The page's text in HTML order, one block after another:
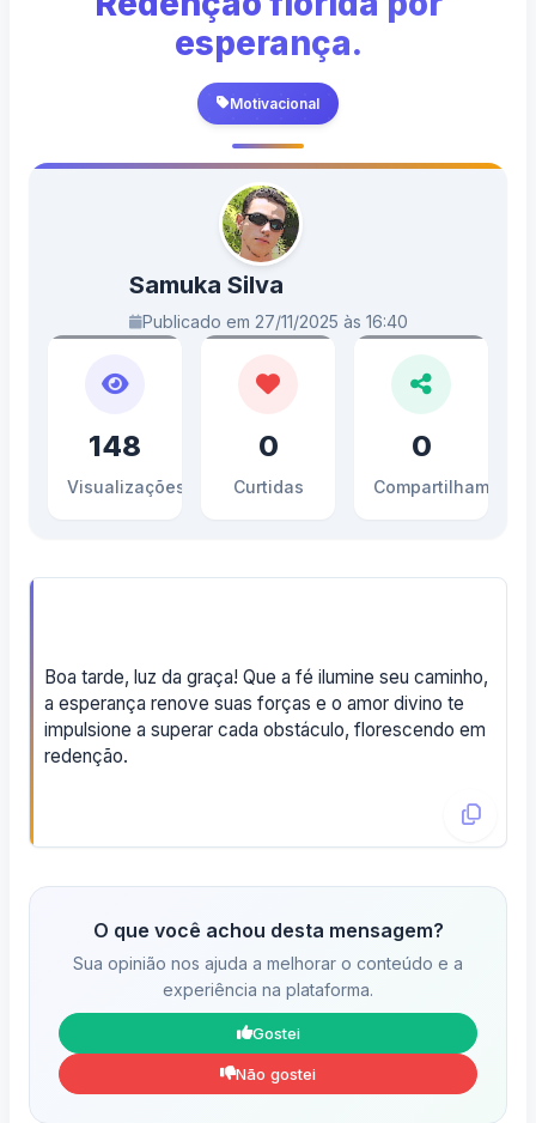
esperança.
Motivacional
Samuka Silva
Publicado em 27/11/2025 às 16:40
148
Visualizações
0
Curtidas
0
Compartilhamentos
Boa tarde, luz da graça! Que a fé ilumine seu caminho,
a esperança renove suas forças e o amor divino te
impulsione a superar cada obstáculo, florescendo em
redenção.
O que você achou desta mensagem?
Sua opinião nos ajuda a melhorar o conteúdo e a
experiência na plataforma.
Gostei
Não gostei